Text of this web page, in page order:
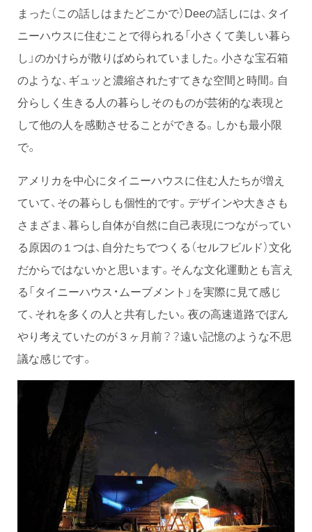
まった（この話しはまたどこかで）Deeの話しには、タイ
ニーハウスに住むことで得られる「小さくて美しい暮ら
し」のかけらが散りばめられていました。小さな宝石箱
のような、ギュッと濃縮されたすてきな空間と時間。自
分らしく生きる人の暮らしそのものが芸術的な表現と
して他の人を感動させることができる。しかも最小限
で。
アメリカを中心にタイニーハウスに住む人たちが増え
ていて、その暮らしも個性的です。デザインや大きさも
さまざま、暮らし自体が自然に自己表現につながってい
る原因の１つは、自分たちでつくる（セルフビルド）文化
だからではないかと思います。そんな文化運動とも言え
る「タイニーハウス・ムーブメント」を実際に見て感じ
て、それを多くの人と共有したい。夜の高速道路でぼん
やり考えていたのが３ヶ月前？？遠い記憶のような不思
議な感じです。